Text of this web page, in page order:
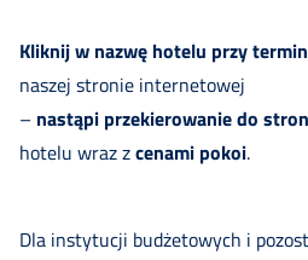
Kliknij w nazwę hotelu przy
naszej stronie internetowej
– nastąpi przekierowanie do
hotelu wraz zcenami pokoi.
Dla instytucji budżetowych i